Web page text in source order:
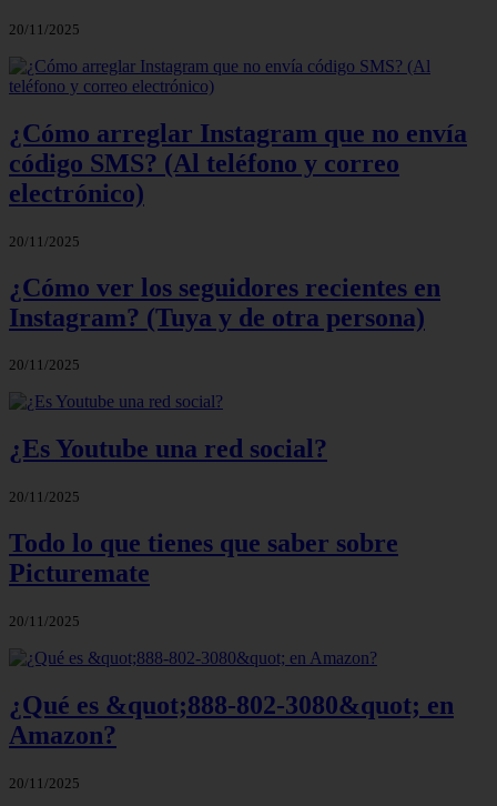
20/11/2025
¿Cómo arreglar Instagram que no envía
código SMS? (Al teléfono y correo
electrónico)
20/11/2025
¿Cómo ver los seguidores recientes en
Instagram? (Tuya y de otra persona)
20/11/2025
¿Es Youtube una red social?
20/11/2025
Todo lo que tienes que saber sobre
Picturemate
20/11/2025
¿Qué es &quot;888-802-3080&quot; en
Amazon?
20/11/2025